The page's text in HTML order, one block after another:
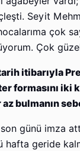
Seyit
çok
Çok
itibarıyla
formasını iki
az bulmanın
günü imza
geride